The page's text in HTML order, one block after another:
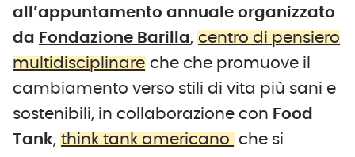
all’appuntamento annuale organizzato
da Fondazione Barilla, centro di pensiero
multidisciplinare che che promuove il
cambiamento verso stili di vita più sani e
sostenibili, in collaborazione con Food
Tank, think tank americano che si